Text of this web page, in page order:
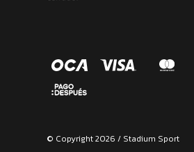
© Copyright 2026 / Stadium Sport